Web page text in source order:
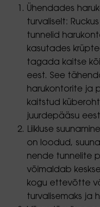
Ühendades
turvaliselt:
tunnelid
kasutades
tagada kaitse
eest. See
harukontorite ja
kaitstud
juurdepääsu
Liikluse
on loodud,
nende tunnelite
võimaldab
kogu ettevõtte
turvalisemaks ja